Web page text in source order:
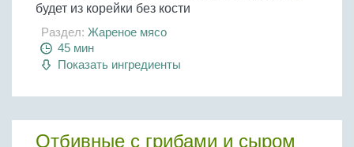
будет из корейки без кости
Раздел: Жареное мясо
45 мин
Показать ингредиенты
Отбивные с грибами и сыром